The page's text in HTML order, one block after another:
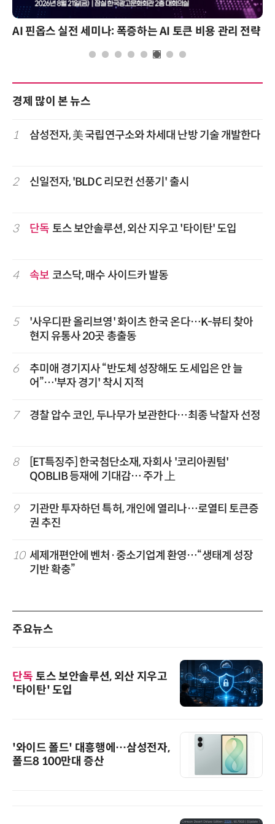
AI 핀옵스 실전 세미나: 폭증하는 AI 토큰 비용 관리 전략
경제 많이 본 뉴스
1 삼성전자, 美 국립연구소와 차세대 난방 기술 개발한다
2 신일전자, 'BLDC 리모컨 선풍기' 출시
3 단독 토스 보안솔루션, 외산 지우고 '타이탄' 도입
4 속보 코스닥, 매수 사이드카 발동
5
'사우디판 올리브영' 화이츠 한국 온다…K-뷰티 찾아
현지 유통사 20곳 총출동
6
추미애 경기지사 “반도체 성장해도 도세입은 안 늘
어”…'부자 경기' 착시 지적
7 경찰 압수 코인, 두나무가 보관한다…최종 낙찰자 선정
8
[ET특징주] 한국첨단소재, 자회사 '코리아퀀텀'
QOBLIB 등재에 기대감… 주가 上
9
기관만 투자하던 특허, 개인에 열리나…로열티 토큰증
권 추진
10 세제개편안에 벤처·중소기업계 환영…“생태계 성장
기반 확충”
주요뉴스
단독 토스 보안솔루션, 외산 지우고
'타이탄' 도입
'와이드 폴드' 대흥행에…삼성전자,
폴드8 100만대 증산